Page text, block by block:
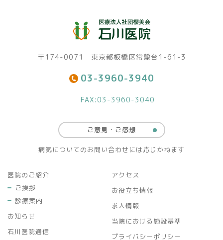
〒174-0071 東京都板橋区常盤台1-61-3
03-3960-3940
FAX:03-3960-3040
ご意見・ご感想
病気についてのお問い合わせには応じかねます
医院のご紹介
ご挨拶
診療案内
お知らせ
石川医院通信
アクセス
お役立ち情報
求人情報
当院における施設基準
プライバシーポリシー